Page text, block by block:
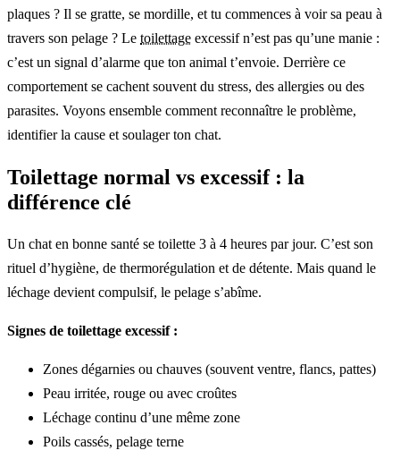
plaques ? Il se gratte, se mordille, et tu commences à voir sa peau à
travers son pelage ? Le toilettage excessif n’est pas qu’une manie :
c’est un signal d’alarme que ton animal t’envoie. Derrière ce
comportement se cachent souvent du stress, des allergies ou des
parasites. Voyons ensemble comment reconnaître le problème,
identifier la cause et soulager ton chat.
Toilettage normal vs excessif : la
différence clé
Un chat en bonne santé se toilette 3 à 4 heures par jour. C’est son
rituel d’hygiène, de thermorégulation et de détente. Mais quand le
léchage devient compulsif, le pelage s’abîme.
Signes de toilettage excessif :
Zones dégarnies ou chauves (souvent ventre, flancs, pattes)
Peau irritée, rouge ou avec croûtes
Léchage continu d’une même zone
Poils cassés, pelage terne